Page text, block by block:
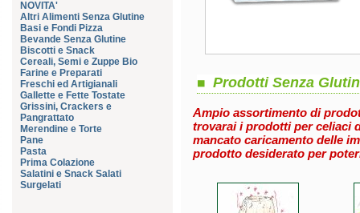
NOVITA'
Altri Alimenti Senza Glutine
Basi e Fondi Pizza
Bevande Senza Glutine
Biscotti e Snack
Cereali, Semi e Zuppe Bio
Farine e Preparati
Freschi ed Artigianali
Gallette e Fette Tostate
Grissini, Crackers e
Pangrattato
Merendine e Torte
Pane
Pasta
Prima Colazione
Salatini e Snack Salati
Surgelati
Prodotti Senza
Ampio assortimento di
trovarai i prodotti per celiaci
mancato caricamento delle
prodotto desiderato per